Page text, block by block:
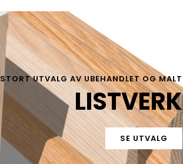
STORT UTVALG AV UBEHANDLET OG MALT
LISTVERK
SE UTVALG